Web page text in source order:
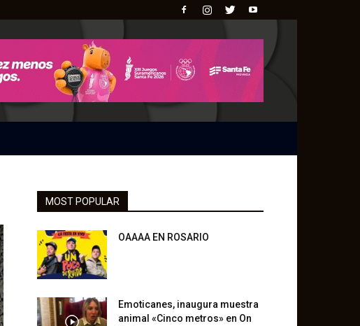
MOST POPULAR
OAAAA EN ROSARIO
Emoticanes, inaugura muestra
animal «Cinco metros» en On